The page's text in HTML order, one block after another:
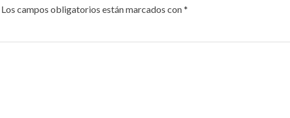
Los campos obligatorios están marcados con*